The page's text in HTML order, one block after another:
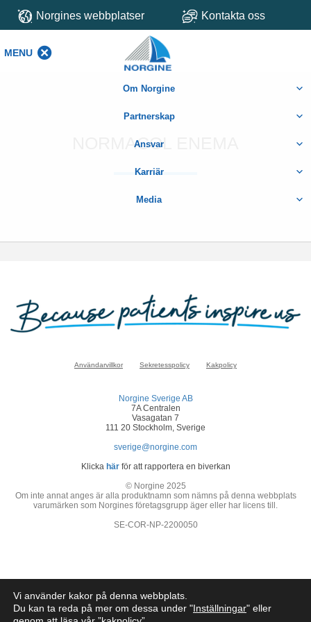
Norgines webbplatser Kontakta oss
MENU
Om Norgine
Partnerskap
Ansvar
Karriär
Media
NORMACOL ENEMA
Användarvillkor Sekretesspolicy Kakpolicy
Norgine Sverige AB
7A Centralen
Vasagatan 7
111 20 Stockholm, Sverige
sverige@norgine.com
Klicka härför att rapportera en biverkan
© Norgine 2025
Om inte annat anges är alla produktnamn som nämns på denna webbplats
varumärken som Norgines företagsgrupp äger eller har licens till.
SE-COR-NP-2200050
Vi använder kakor på denna webbplats.
Du kan ta reda på mer om dessa under "Inställningar" eller